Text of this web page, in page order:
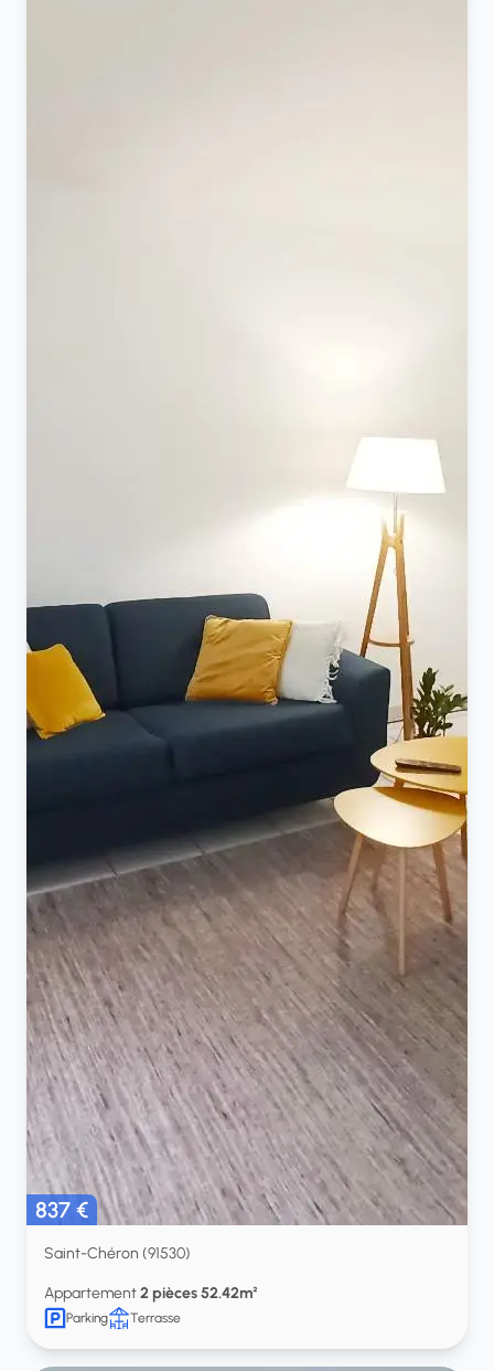
837 €
Saint-Chéron (91530)
Appartement2 pièces 52.42m²
Parking Terrasse